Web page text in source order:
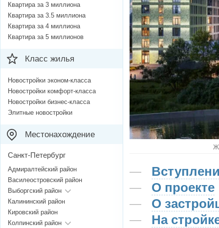
О проекте
О
На
Квартира за 3 миллиона
Квартира за 3.5 миллиона
Квартира за 4 миллиона
Квартира за 5 миллионов
Класс жилья
Новостройки эконом-класса
Новостройки комфорт-класса
Новостройки бизнес-класса
Элитные новостройки
Местонахождение
Санкт-Петербург
Адмиралтейский район
Василеостровский район
Выборгский район
Калининский район
Кировский район
Колпинский район